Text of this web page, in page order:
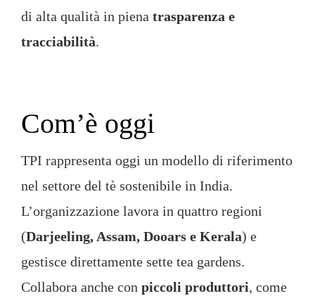
di alta qualità in piena trasparenza e
tracciabilità.
Com’è oggi
TPI rappresenta oggi un modello di riferimento
nel settore del tè sostenibile in India.
L’organizzazione lavora in quattro regioni
(Darjeeling, Assam, Dooars e Kerala) e
gestisce direttamente sette tea gardens.
Collabora anche con piccoli produttori, come